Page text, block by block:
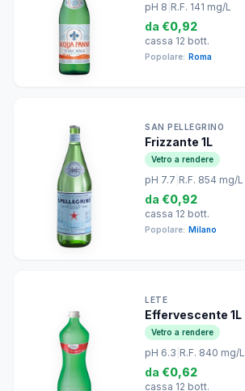
pH 8 R.F. 141 mg/L
da €0,92
cassa 12 bott.
Popolare: Roma
SAN PELLEGRINO
Frizzante 1L
Vetro a rendere
pH 7.7 R.F. 854 mg/L
da €0,92
cassa 12 bott.
Popolare: Milano
LETE
Effervescente 1L
Vetro a rendere
pH 6.3 R.F. 840 mg/L
da €0,62
cassa 12 bott.